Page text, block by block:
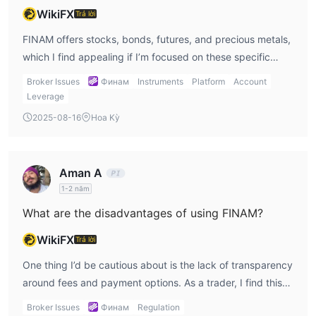
WikiFXTrả lời
FINAM offers stocks, bonds, futures, and precious metals,
which I find appealing if I’m focused on these specific
markets. However, since they don’t offer forex,
commodities, or cryptocurrencies, I’d personally be
disappointed if I were looking to trade more diversified
be a good option for me.
Broker Issues Финам Instruments Platform
Account
Leverage
2025-08-16
Hoa Kỳ
Aman A
1-2 năm
What are the disadvantages of using FINAM?
WikiFXTrả lời
One thing I’d be cautious about is the lack of transparency
around fees and payment options. As a trader, I find this
frustrating because it’s hard to plan for potential costs
Broker Issues Финам
Regulation